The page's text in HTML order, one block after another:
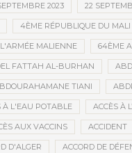
2023 22
4ÈME RÉPUBLIQUE DU MALI
MALIENNE 64ÈME
FATTAH AL-BURHAN
TIANI
À L'EAU POTABLE ACCÈS À
AUX VACCINS ACCIDENT
D'ALGER ACCORD DE